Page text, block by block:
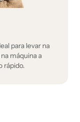
para levar na
máquina a
rápido.